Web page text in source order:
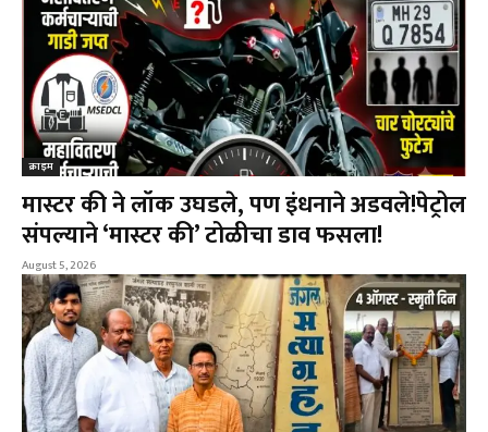
क्राइम
मास्टर की ने लॉक उघडले, पण इंधनाने अडवले!पेट्रोल
संपल्याने ‘मास्टर की’ टोळीचा डाव फसला!
August 5, 2026